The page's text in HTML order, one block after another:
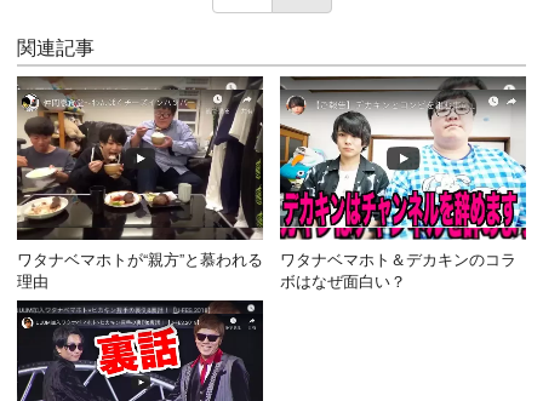
関連記事
ワタナベマホトが“親方”と慕われる
理由
ワタナベマホト＆デカキンのコラ
ボはなぜ面白い？